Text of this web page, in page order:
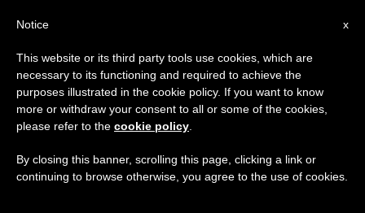
إفتتاح أسبوع الصلاة من أجل وحدة
x
Notice
This website or its third party tools use cookies, which are
necessary to its functioning and required to achieve the
purposes illustrated in the cookie policy. If you want to know
more or withdraw your consent to all or some of the cookies,
please refer to the cookie policy
By closing this banner, scrolling this page, clicking a link or
continuing to browse otherwise, you agree to the use of cookies.